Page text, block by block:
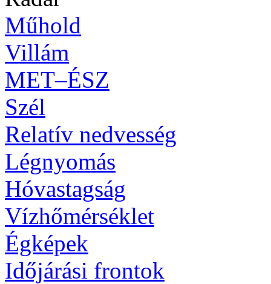
Műhold
Villám
MET–ÉSZ
Szél
Relatív nedvesség
Légnyomás
Hóvastagság
Vízhőmérséklet
Égképek
Időjárási frontok